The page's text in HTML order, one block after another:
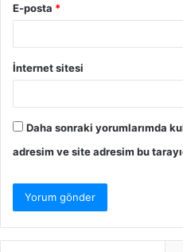
E-posta *
İnternet sitesi
Daha sonraki yorumlarımda
adresim ve site adresim bu